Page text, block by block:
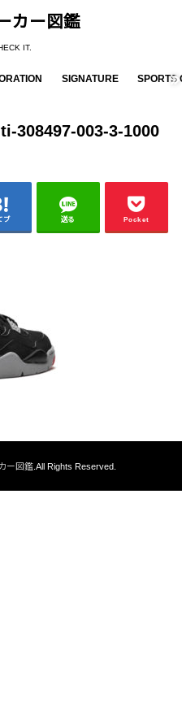
カー図鑑
IT.
SIGNATURE SPORTS
308497-003-3-1000
ブ 送る Pocket
ー図鑑.All Rights Reserved.